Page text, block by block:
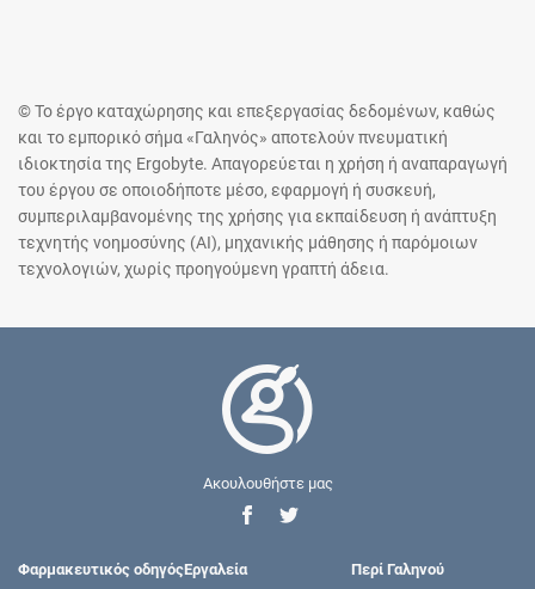
© Το έργο καταχώρησης και επεξεργασίας δεδομένων, καθώς
και το εμπορικό σήμα «Γαληνός» αποτελούν πνευματική
ιδιοκτησία της Ergobyte. Απαγορεύεται η χρήση ή αναπαραγωγή
του έργου σε οποιοδήποτε μέσο, εφαρμογή ή συσκευή,
συμπεριλαμβανομένης της χρήσης για εκπαίδευση ή ανάπτυξη
τεχνητής νοημοσύνης (AI), μηχανικής μάθησης ή παρόμοιων
τεχνολογιών, χωρίς προηγούμενη γραπτή άδεια.
Ακουλουθήστε μας
Φαρμακευτικός οδηγόςΕργαλεία Περί Γαληνού